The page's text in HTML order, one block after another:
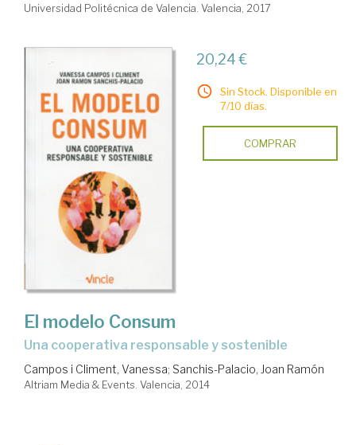
Universidad Politécnica de Valencia. Valencia, 2017
20,24 €
Sin Stock. Disponible en
7/10 días.
COMPRAR
El modelo Consum
una cooperativa responsable y sostenible
Campos i Climent, Vanessa; Sanchis-Palacio, Joan Ramón
Altriam Media & Events. Valencia, 2014